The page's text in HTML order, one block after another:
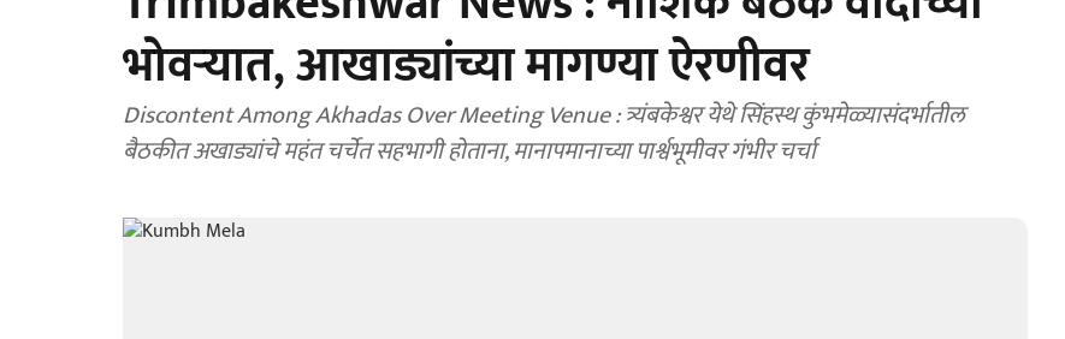
भोवऱ्यात, आखाड्यांच्या मागण्या ऐरणीवर
Discontent Among Akhadas Over Meeting Venue : त्र्यंबकेश्वर येथे सिंहस्थ कुंभमेळ्यासंदर्भातील
बैठकीत अखाड्यांचे महंत चर्चेत सहभागी होताना, मानापमानाच्या पार्श्वभूमीवर गंभीर चर्चा